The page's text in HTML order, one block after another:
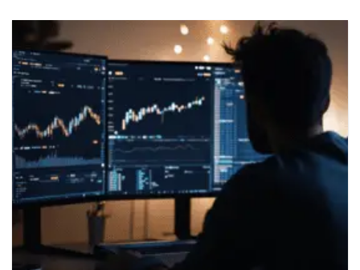
vào lĩnh vực bất động sản. Dự án này là...